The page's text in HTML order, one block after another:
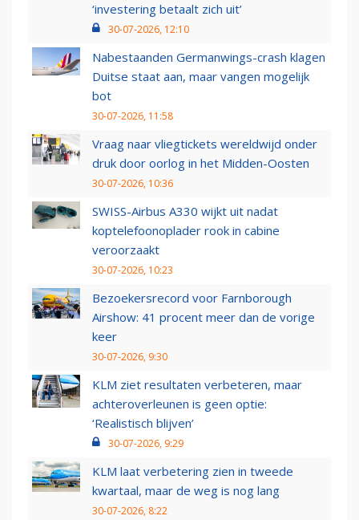
‘investering betaalt zich uit’
30-07-2026, 12:10
Nabestaanden Germanwings-crash klagen
Duitse staat aan, maar vangen mogelijk
bot
30-07-2026, 11:58
Vraag naar vliegtickets wereldwijd onder
druk door oorlog in het Midden-Oosten
30-07-2026, 10:36
SWISS-Airbus A330 wijkt uit nadat
koptelefoonoplader rook in cabine
veroorzaakt
30-07-2026, 10:23
Bezoekersrecord voor Farnborough
Airshow: 41 procent meer dan de vorige
keer
30-07-2026, 9:30
KLM ziet resultaten verbeteren, maar
achteroverleunen is geen optie:
‘Realistisch blijven’
30-07-2026, 9:29
KLM laat verbetering zien in tweede
kwartaal, maar de weg is nog lang
30-07-2026, 8:22